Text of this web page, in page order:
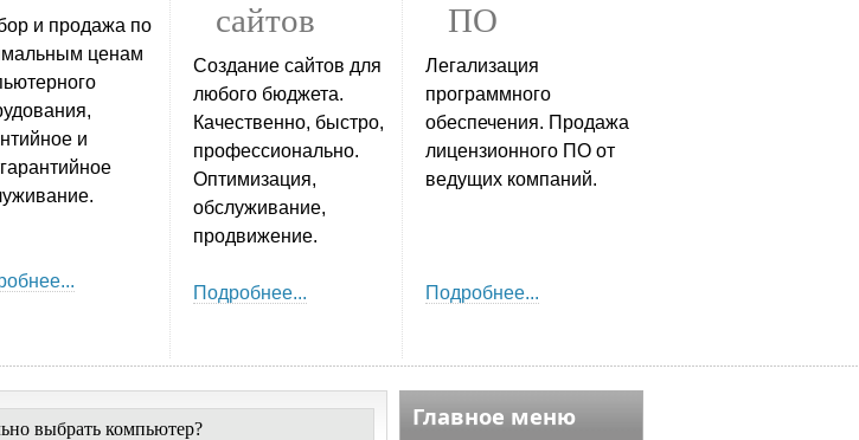
и продажа по
ценам
и
сайтов
Создание сайтов для
любого бюджета.
Качественно, быстро,
профессионально.
Оптимизация,
обслуживание,
продвижение.
Подробнее...
ПО
Легализация
программного
обеспечения. Продажа
лицензионного ПО от
ведущих компаний.
Подробнее...
выбрать компьютер? Главное меню